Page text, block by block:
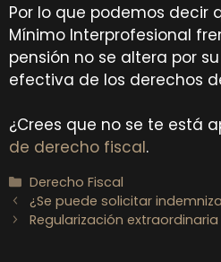
Por lo que podemos decir
Mínimo Interprofesional
pensión no se altera por
efectiva de los derechos
¿Crees que no se te está
de derecho fiscal.
Categorías
Derecho Fiscal
¿Se puede solicitar
Regularización